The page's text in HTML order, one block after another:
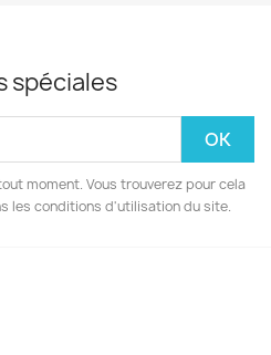
spéciales
moment. Vous trouverez pour cela
les conditions d'utilisation du site.